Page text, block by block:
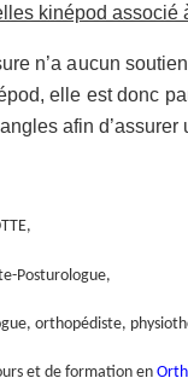
kinépod associé
n’a aucun
elle est donc
afin
Posturologue,
orthopédiste,
et de formation en